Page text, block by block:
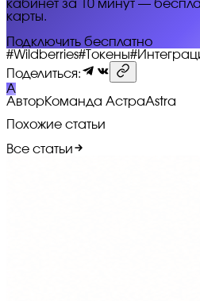
кабинет за 10 минут —
карты.
Подключить бесплатно
#Wildberries# Токены#
Поделиться:
A
АвторКоманда АстраAstra
Похожие статьи
Все статьи